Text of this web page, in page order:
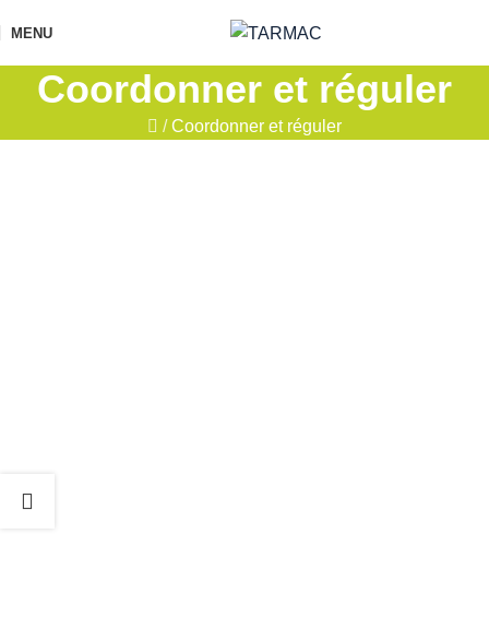
MENU
Coordonner et réguler
/Coordonner et réguler